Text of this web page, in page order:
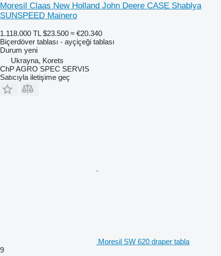
Moresil Claas New Holland John Deere CASE Shablya
SUNSPEED Mainero
1.118.000 TL $23.500 ≈ €20.340
Biçerdöver tablası - ayçiçeği tablası
Durum yeni
Ukrayna, Korets
ChP AGRO SPEC SERVIS
Satıcıyla iletişime geç
Moresil SW 620 draper tabla
9